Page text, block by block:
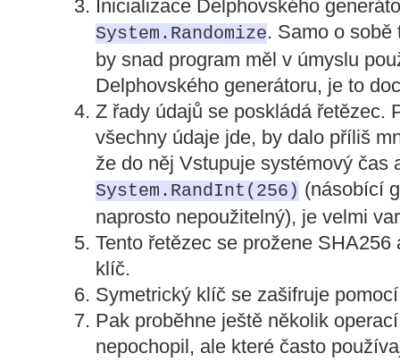
Inicializace Delphovského
System.Randomize. Samo o
by snad program měl v úmyslu
Delphovského generátoru, je to
Z řady údajů se poskládá řetězec.
všechny údaje jde, by dalo příliš
že do něj Vstupuje systémový čas
System.RandInt(256) (násobící
naprosto nepoužitelný), je velmi
Tento řetězec se prožene
klíč.
Symetrický klíč se zašifruje
Pak proběhne ještě několik
nepochopil, ale které často